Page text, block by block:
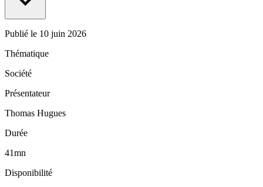
Publié le 10 juin 2026
Thématique
Société
Présentateur
Thomas Hugues
Durée
41mn
Disponibilité